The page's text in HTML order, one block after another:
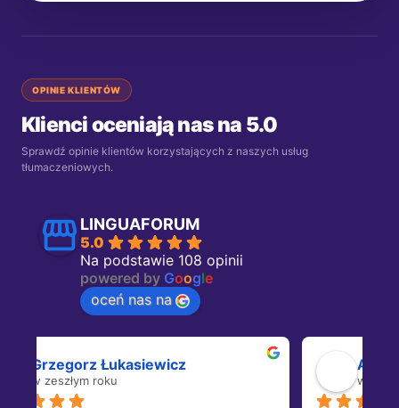
OPINIE KLIENTÓW
Klienci oceniają nas na 5.0
Sprawdź opinie klientów korzystających z naszych usług
tłumaczeniowych.
LINGUAFORUM
5.0
Na podstawie 108 opinii
powered by Google
oceń nas na
Adam Koćwin
w zeszłym roku